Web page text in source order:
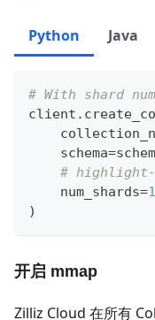
Python Java
# With shard
client .
    schema
=
#
    num_shards
=1
)
开启 mmap
Zilliz Cloud 在所有